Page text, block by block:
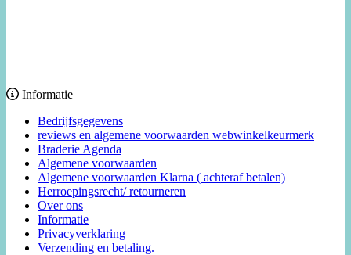
Informatie
Bedrijfsgegevens
reviews en algemene voorwaarden webwinkelkeurmerk
Braderie Agenda
Algemene voorwaarden
Algemene voorwaarden Klarna ( achteraf betalen)
Herroepingsrecht/ retourneren
Over ons
Informatie
Privacyverklaring
Verzending en betaling.